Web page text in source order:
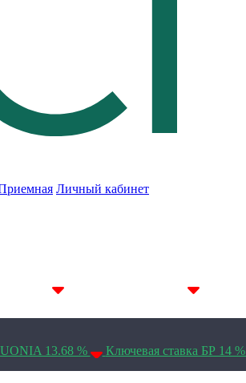
Личный кабинет
14D 14.19%
13.68 % Ключевая ставка БР 14 %